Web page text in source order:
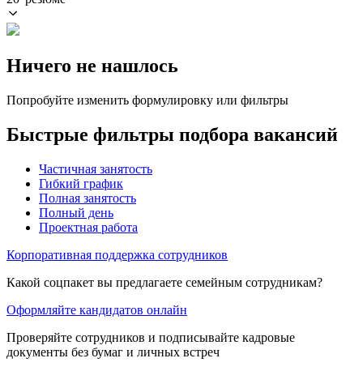
Ничего не нашлось
Попробуйте изменить формулировку или фильтры
Быстрые фильтры подбора вакансий
Частичная занятость
Гибкий график
Полная занятость
Полный день
Проектная работа
Корпоративная поддержка сотрудников
Какой соцпакет вы предлагаете семейным сотрудникам?
Оформляйте кандидатов онлайн
Проверяйте сотрудников и подписывайте кадровые
документы без бумаг и личных встреч